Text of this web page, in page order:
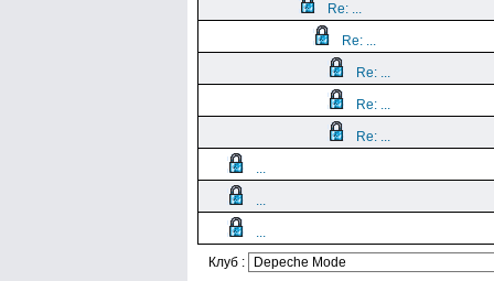
Re: ...
Re: ...
Re: ...
Re: ...
Re: ...
...
...
...
Клуб :